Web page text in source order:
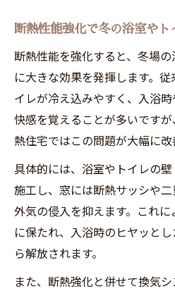
断熱性能強化で冬の浴室や
断熱性能を強化すると、冬場
に大きな効果を発揮します。
イレが冷え込みやすく、入浴
快感を覚えることが多いです
熱住宅ではこの問題が大幅に改
具体的には、浴室やトイレの
施工し、窓には断熱サッシや二
外気の侵入を抑えます。これ
に保たれ、入浴時のヒヤッと
ら解放されます。
また、断熱強化と併せて換気